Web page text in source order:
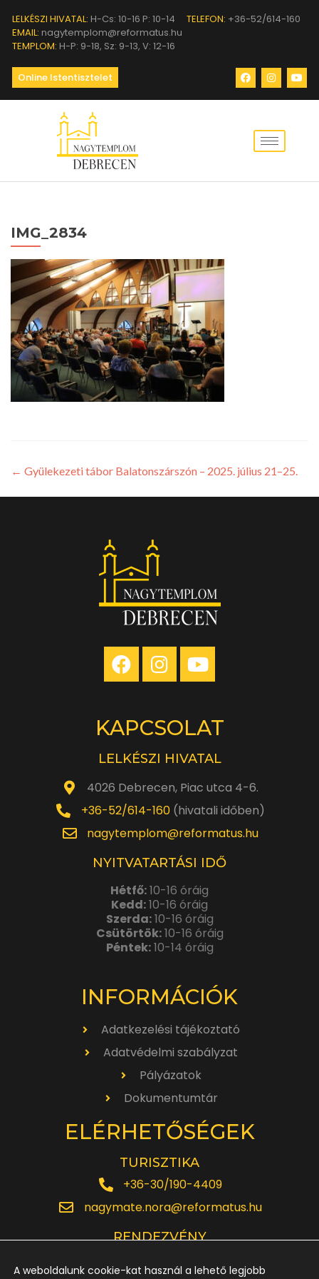
LELKÉSZI HIVATAL: H-Cs: 10-16 P: 10-14 TELEFON: +36-52/614-160
EMAIL: nagytemplom@reformatus.hu
TEMPLOM: H-P: 9-18, Sz: 9-13, V: 12-16
Online Istentisztelet
IMG_2834
← Gyülekezeti tábor Balatonszárszón – 2025. július 21–25.
KAPCSOLAT
LELKÉSZI HIVATAL
4026 Debrecen, Piac utca 4-6.
+36-52/614-160(hivatali időben)
nagytemplom@reformatus.hu
NYITVATARTÁSI IDŐ
Hétfő:10-16 óráig
Kedd:10-16 óráig
Szerda:10-16 óráig
Csütörtök:10-16 óráig
Péntek:10-14 óráig
INFORMÁCIÓK
Adatkezelési tájékoztató
Adatvédelmi szabályzat
Pályázatok
Dokumentumtár
ELÉRHETŐSÉGEK
TURISZTIKA
+36-30/190-4409
nagymate.nora@reformatus.hu
RENDEZVÉNY
A weboldalunk cookie-kat használ a lehető legjobb